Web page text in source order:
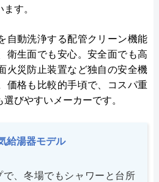
す。
自動洗浄する配管クリーン機能
衛生面でも安心。安全面でも高
火災防止装置など独自の安全機
価格も比較的手頃で、コスパ重
びやすいメーカーです。
給湯器モデル
で、冬場でもシャワーと台所